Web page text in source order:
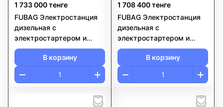
1 733 000 тенге
FUBAG Электростанция
дизельная с
электростартером и
коннектором автоматики
DS 14000 DA ES
В корзину
1 708 400 тенге
FUBAG Электростанция
дизельная с
электростартером и
коннектором автоматики
DS 11000 A ES
В корзину